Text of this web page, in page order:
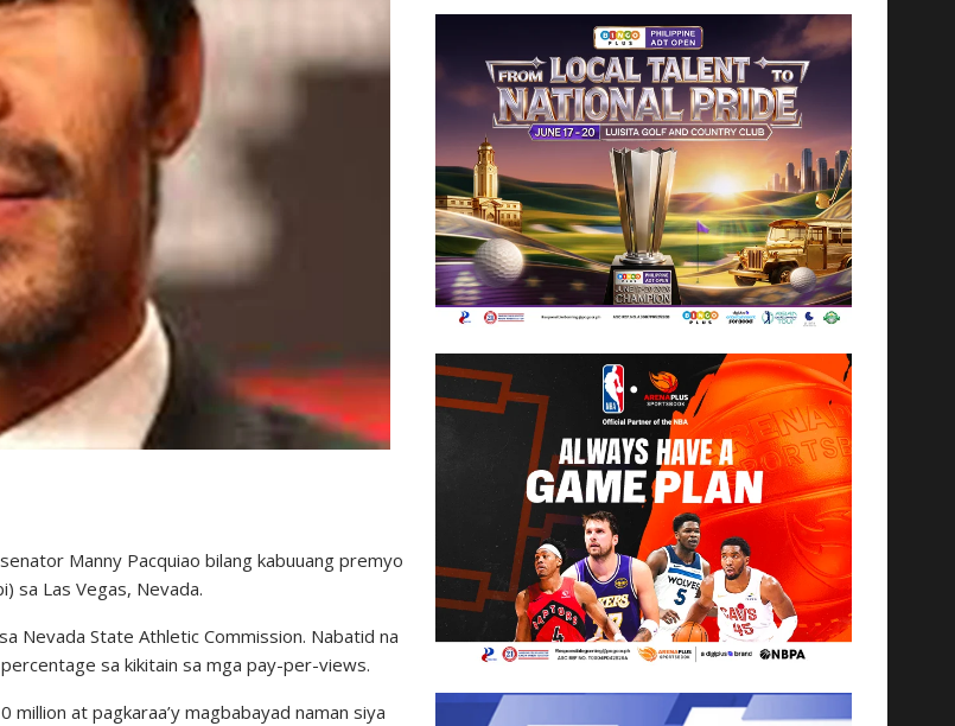
Manny Pacquiao bilang kabuuang premyo
sa Las Vegas, Nevada.
Nevada State Athletic Commission. Nabatid na
sa kikitain sa mga pay-per-views.
at pagkaraa’y magbabayad naman siya